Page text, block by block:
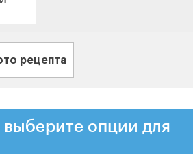
рецепта
опции для